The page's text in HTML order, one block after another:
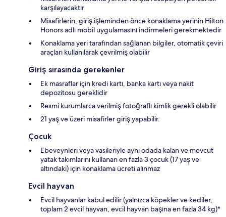
karşılayacaktır
Misafirlerin, giriş işleminden önce konaklama yerinin Hilton
Honors adlı mobil uygulamasını indirmeleri gerekmektedir
Konaklama yeri tarafından sağlanan bilgiler, otomatik çeviri
araçları kullanılarak çevrilmiş olabilir
Giriş sırasında gerekenler
Ek masraflar için kredi kartı, banka kartı veya nakit
depozitosu gereklidir
Resmi kurumlarca verilmiş fotoğraflı kimlik gerekli olabilir
21 yaş ve üzeri misafirler giriş yapabilir.
Çocuk
Ebeveynleri veya vasileriyle aynı odada kalan ve mevcut
yatak takımlarını kullanan en fazla 3 çocuk (17 yaş ve
altındaki) için konaklama ücreti alınmaz
Evcil hayvan
Evcil hayvanlar kabul edilir (yalnızca köpekler ve kediler,
toplam 2 evcil hayvan, evcil hayvan başına en fazla 34 kg)*